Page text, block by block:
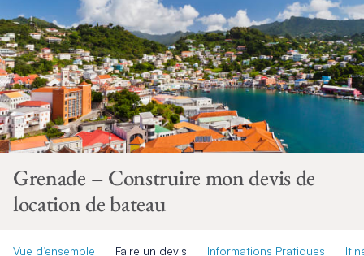
Grenade – Construire mon devis de
location de bateau
Vue d’ensemble Faire un devis Informations Pratiques